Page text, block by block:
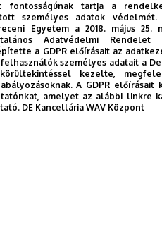
fontosságúnak tartja a
személyes adatok védelmét.
Egyetem a 2018. május 25.
Adatvédelmi Rendelet
a GDPR előírásait az
személyes adatait a
kezelte,
A GDPR előírásait
amelyet az alábbi linkre
DE Kancellária WAV Központ